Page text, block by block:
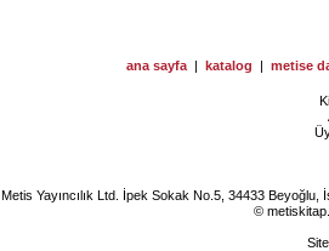
ana sayfa | katalog | metise
Metis Yayıncılık Ltd. İpek Sokak No.5, 34433
©